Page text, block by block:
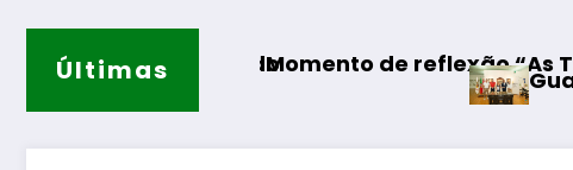
Últimas
de reflexão “As Tecedeiras – Uma
Guarda – Assinatura dos